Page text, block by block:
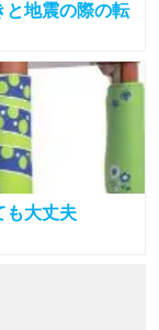
と地震の際の転
も大丈夫